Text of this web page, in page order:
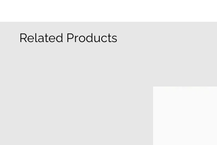
Related Products